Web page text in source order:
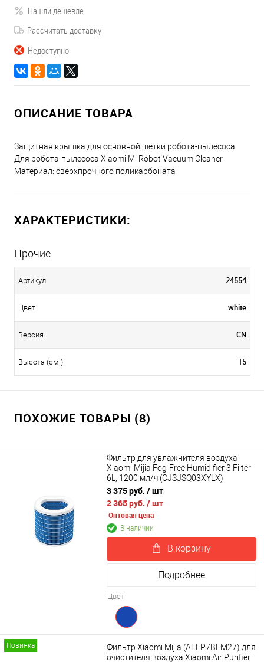
Нашли дешевле
Рассчитать доставку
Недоступно
ОПИСАНИЕ ТОВАРА
Защитная крышка для основной щетки робота-пылесоса
Для робота-пылесоса Xiaomi Mi Robot Vacuum Cleaner
Материал: сверхпрочного поликарбоната
ХАРАКТЕРИСТИКИ:
Прочие
Артикул 24554
Цвет white
Версия CN
Высота (см.) 15
ПОХОЖИЕ ТОВАРЫ (8)
Фильтр для увлажнителя воздуха
Xiaomi Mijia Fog-Free Humidifier 3 Filter
6L, 1200 мл/ч (CJSJSQ03XYLX)
3 375 руб. / шт
2 365 руб. / шт
Оптовая цена
В наличии
В корзину
Подробнее
Цвет
Новинка
Фильтр Xiaomi Mijia (AFEP7BFM27) для
очистителя воздуха Xiaomi Air Purifier